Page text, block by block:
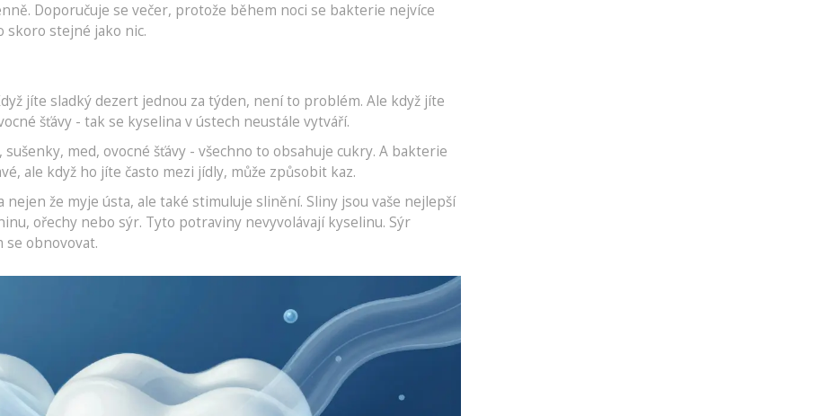
Doporučuje se večer, protože během noci se bakterie nejvíce
skoro stejné jako nic.
jíte sladký dezert jednou za týden, není to problém. Ale když jíte
šťávy - tak se kyselina v ústech neustále vytváří.
med, ovocné šťávy - všechno to obsahuje cukry. A bakterie
ale když ho jíte často mezi jídly, může způsobit kaz.
nejen že myje ústa, ale také stimuluje slinění. Sliny jsou vaše nejlepší
ořechy nebo sýr. Tyto potraviny nevyvolávají kyselinu. Sýr
se obnovovat.